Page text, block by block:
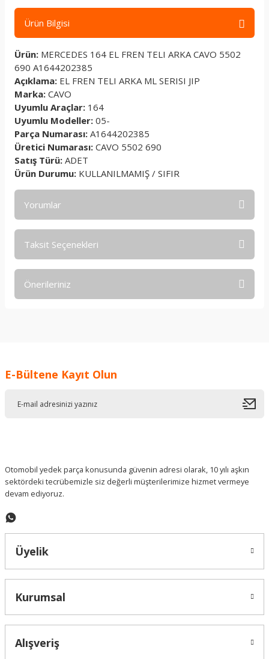
Ürün Bilgisi
Ürün: MERCEDES 164 EL FREN TELI ARKA CAVO 5502
690 A1644202385
Açıklama: EL FREN TELI ARKA ML SERISI JIP
Marka: CAVO
Uyumlu Araçlar: 164
Uyumlu Modeller: 05-
Parça Numarası: A1644202385
Üretici Numarası: CAVO 5502 690
Satış Türü: ADET
Ürün Durumu: KULLANILMAMIŞ / SIFIR
Yorumlar
Taksit Seçenekleri
Önerileriniz
Ürün resmi kalitesiz, bozuk veya görüntülenemiyor.
E-Bültene Kayıt Olun
Otomobil yedek parça konusunda güvenin adresi olarak, 10 yılı aşkın
sektördeki tecrübemizle siz değerli müşterilerimize hizmet vermeye
devam ediyoruz.
Üyelik
Kurumsal
Alışveriş